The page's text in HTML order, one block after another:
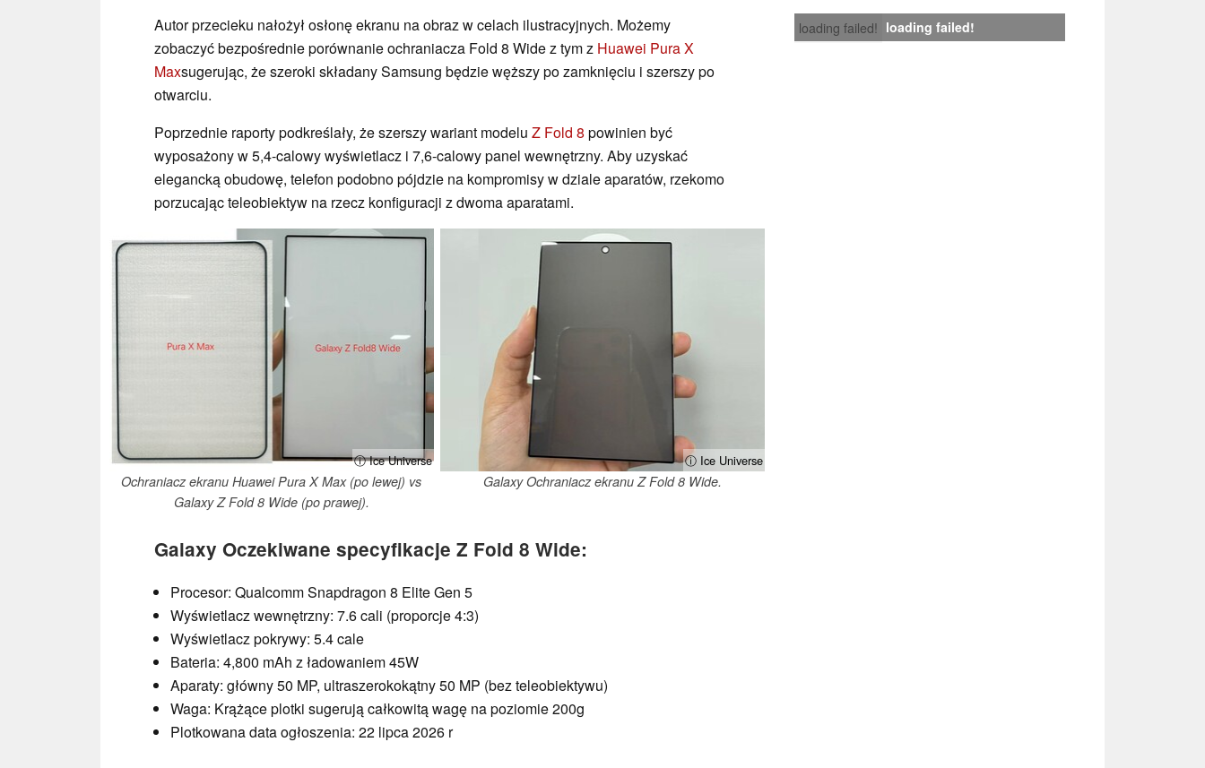
loading failed! loading failed!
Autor przecieku nałożył osłonę ekranu na obraz w celach ilustracyjnych. Możemy
zobaczyć bezpośrednie porównanie ochraniacza Fold 8 Wide z tym z Huawei Pura X
Maxsugerując, że szeroki składany Samsung będzie węższy po zamknięciu i szerszy po
otwarciu.
Poprzednie raporty podkreślały, że szerszy wariant modelu Z Fold 8 powinien być
wyposażony w 5,4-calowy wyświetlacz i 7,6-calowy panel wewnętrzny. Aby uzyskać
elegancką obudowę, telefon podobno pójdzie na kompromisy w dziale aparatów, rzekomo
porzucając teleobiektyw na rzecz konfiguracji z dwoma aparatami.
ⓘ Ice Universe
Ochraniacz ekranu Huawei Pura X Max (po lewej) vs
Galaxy Z Fold 8 Wide (po prawej).
ⓘ Ice Universe
Galaxy Ochraniacz ekranu Z Fold 8 Wide.
Galaxy Oczekiwane specyfikacje Z Fold 8 Wide:
Procesor: Qualcomm Snapdragon 8 Elite Gen 5
Wyświetlacz wewnętrzny: 7.6 cali (proporcje 4:3)
Wyświetlacz pokrywy: 5.4 cale
Bateria: 4,800 mAh z ładowaniem 45W
Aparaty: główny 50 MP, ultraszerokokątny 50 MP (bez teleobiektywu)
Waga: Krążące plotki sugerują całkowitą wagę na poziomie 200g
Plotkowana data ogłoszenia: 22 lipca 2026 r